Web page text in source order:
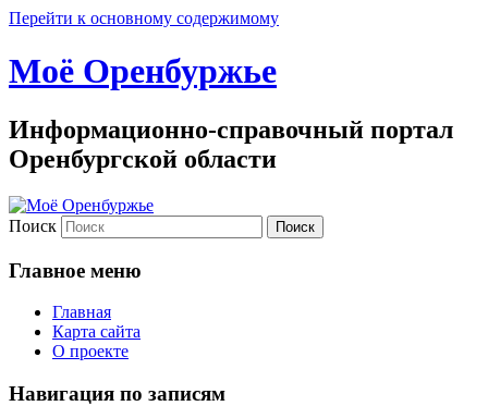
Перейти к основному содержимому
Моё Оренбуржье
Информационно-справочный портал
Оренбургской области
Поиск
Главное меню
Главная
Карта сайта
О проекте
Навигация по записям